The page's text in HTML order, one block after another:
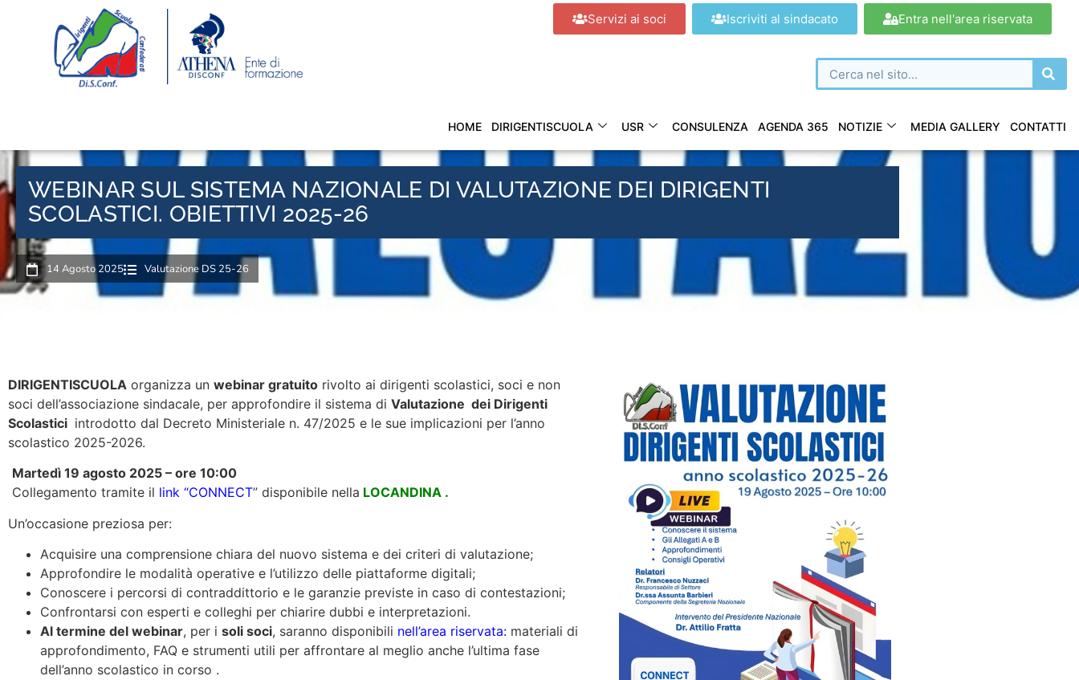
Servizi ai soci Iscriviti al sindacato Entra nell'area riservata
HOME DIRIGENTISCUOLA USR CONSULENZA AGENDA 365 NOTIZIE MEDIA GALLERY CONTATTI
WEBINAR SUL SISTEMA NAZIONALE DI VALUTAZIONE DEI DIRIGENTI
SCOLASTICI. OBIETTIVI 2025-26
14 Agosto 2025 Valutazione DS 25-26
DIRIGENTISCUOLA organizza un webinar gratuito rivolto ai dirigenti scolastici, soci e non
soci dell’associazione sindacale, per approfondire il sistema di Valutazione dei Dirigenti
Scolastici introdotto dal Decreto Ministeriale n. 47/2025 e le sue implicazioni per l’anno
scolastico 2025-2026.
Martedì 19 agosto 2025 – ore 10:00
Collegamento tramite il link “CONNECT” disponibile nella LOCANDINA .
Un’occasione preziosa per:
Acquisire una comprensione chiara del nuovo sistema e dei criteri di valutazione;
Approfondire le modalità operative e l’utilizzo delle piattaforme digitali;
Conoscere i percorsi di contraddittorio e le garanzie previste in caso di contestazioni;
Confrontarsi con esperti e colleghi per chiarire dubbi e interpretazioni.
Al termine del webinar, per i soli soci, saranno disponibili nell’area riservata: materiali di
approfondimento, FAQ e strumenti utili per affrontare al meglio anche l’ultima fase
dell’anno scolastico in corso .